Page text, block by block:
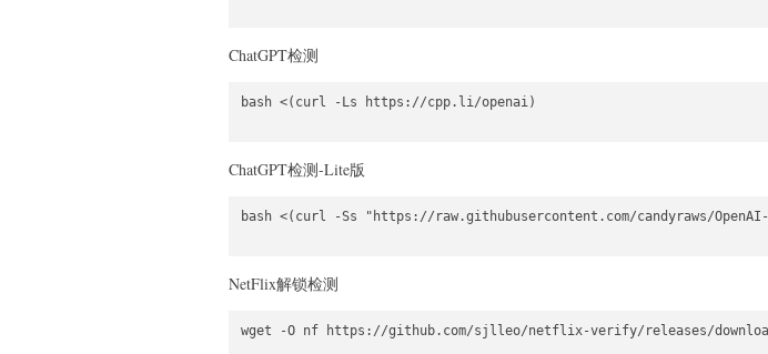
ChatGPT检测
bash <(curl -Ls https://cpp.li/openai)
ChatGPT检测-Lite版
bash <(curl -Ss "https://raw.githubusercontent.com/candyraws/
NetFlix解锁检测
wget -O nf https://github.com/sjlleo/netflix-verify/releases/